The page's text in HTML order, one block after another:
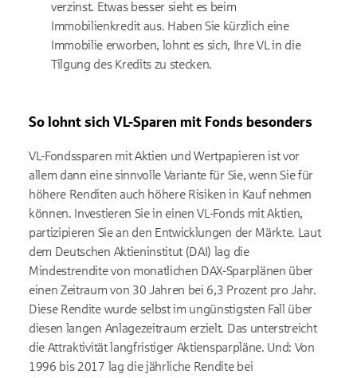
verzinst. Etwas besser sieht es beim
Immobilienkredit aus. Haben Sie kürzlich eine
Immobilie erworben, lohnt es sich, Ihre VL in die
Tilgung des Kredits zu stecken.
So lohnt sich VL-Sparen mit Fonds besonders
VL-Fondssparen mit Aktien und Wertpapieren ist vor
allem dann eine sinnvolle Variante für Sie, wenn Sie für
höhere Renditen auch höhere Risiken in Kauf nehmen
können. Investieren Sie in einen VL-Fonds mit Aktien,
partizipieren Sie an den Entwicklungen der Märkte. Laut
dem Deutschen Aktieninstitut (DAI) lag die
Mindestrendite von monatlichen DAX-Sparplänen über
einen Zeitraum von 30 Jahren bei 6,3 Prozent pro Jahr.
Diese Rendite wurde selbst im ungünstigsten Fall über
diesen langen Anlagezeitraum erzielt. Das unterstreicht
die Attraktivität langfristiger Aktiensparpläne. Und: Von
1996 bis 2017 lag die jährliche Rendite bei